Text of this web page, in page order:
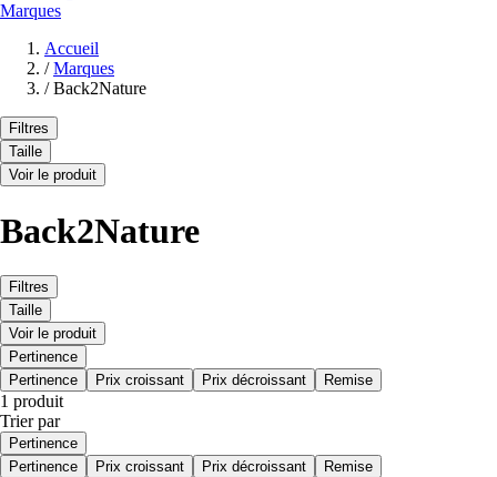
Marques
Accueil
/ Marques
/ Back2Nature
Filtres
Taille
Voir le produit
Back2Nature
Filtres
Taille
Voir le produit
Pertinence
Pertinence
Prix croissant Prix décroissant Remise
1 produit
Trier par
Pertinence
Pertinence
Prix croissant Prix décroissant Remise